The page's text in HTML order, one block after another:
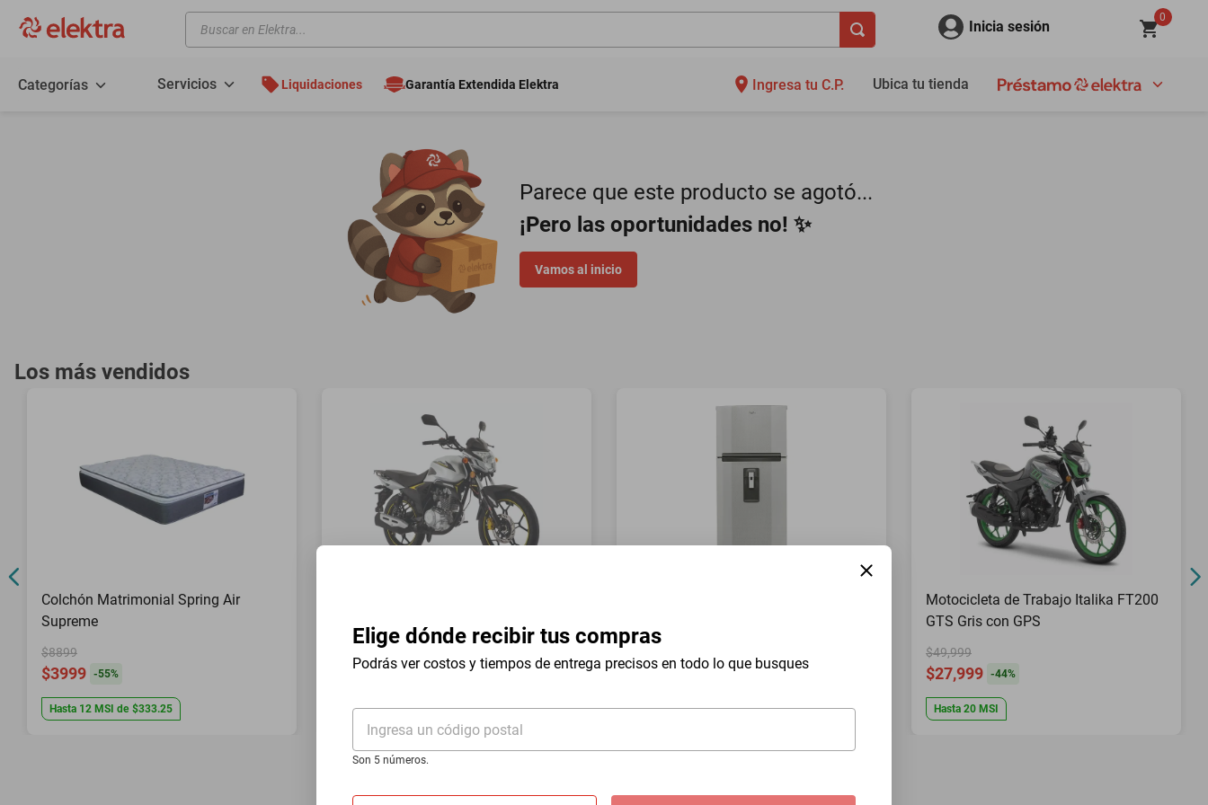
Buscar en Elektra... Inicia sesión
0
Categorías Servicios Liquidaciones Garantía Extendida Elektra Ingresa tu C.P.
Elige dónde recibir tus compras
Podrás ver costos y tiempos de entrega precisos en todo lo que busques
Ingresa un código postal
Son 5 números.
Ubica tu tienda
Parece que este producto se agotó...
¡Pero las oportunidades no! ✨
Vamos al inicio
Los más vendidos
Colchón Matrimonial Spring Air
Supreme
$8899
$3999 -55%
Hasta 12 MSI de $333.25
$47,999
$21,999
Hasta20MSI
$9999
Hasta18MSIde $555.5
Motocicleta de Trabajo Italika FT200
GTS Gris con GPS
$49,999
$27,999 -44%
Hasta 20 MSI
motos